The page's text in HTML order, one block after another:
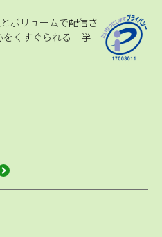
ボリュームで配信さ
くすぐられる「学